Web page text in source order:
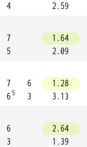
4
2.59
7
5
1.64
2.09
7
6 5
6
3
1.28
3.13
6
3
2.64
1.39